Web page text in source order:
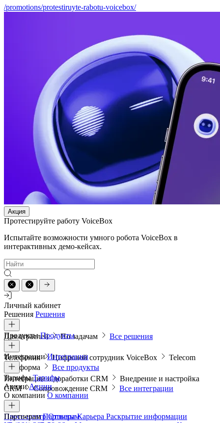
/promotions/protestiruyte-rabotu-voicebox/
Акция
Протестируйте работу VoiceBox
Испытайте возможности умного робота VoiceBox в
интерактивных демо-кейсах.
Личный кабинет
Решения Решения
Для отраслей По задачам Все решения
ПродуктыПродукты
Телефония Цифровой сотрудник VoiceBox
Telecom
платформа
Все продукты
ИнтеграцииИнтеграции
Интеграции и доработки CRM
Внедрение и настройка
CRM
Сопровождение CRM Все интеграции
ТарифыТарифы
АкцииАкции
О компании О компании
Пресс-центрОтзывыКарьера Раскрытие информации
ПартнерамПартнерам